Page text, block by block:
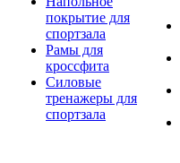
покрытие для
спортзала
Рамы для
кроссфита
Силовые
тренажеры для
спортзала